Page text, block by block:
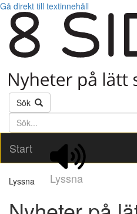
Gå direkt till textinnehåll
Sök
Söktext
Start
Lyssna
Lyssna